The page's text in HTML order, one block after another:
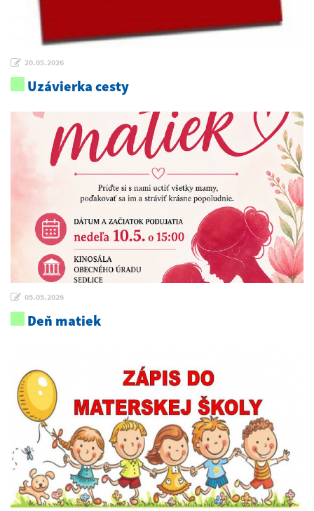
20.05.2026
Uzávierka cesty
05.05.2026
Deň matiek